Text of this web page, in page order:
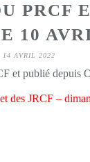
PRCF
10
14 AVRIL 2022
et publié depuis